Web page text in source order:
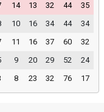
14 13 32 44
35
10 16 34 44
34
11 16 37 60
32
9 20 29 52
24
8 23 32 76 17